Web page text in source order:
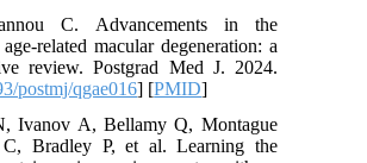
C. Advancements in the
age-related macular degeneration: a
review. Postgrad Med J. 2024.
postmj/qgae016] [PMID
Ivanov A, Bellamy Q, Montague
C, Bradley P, et al. Learning the